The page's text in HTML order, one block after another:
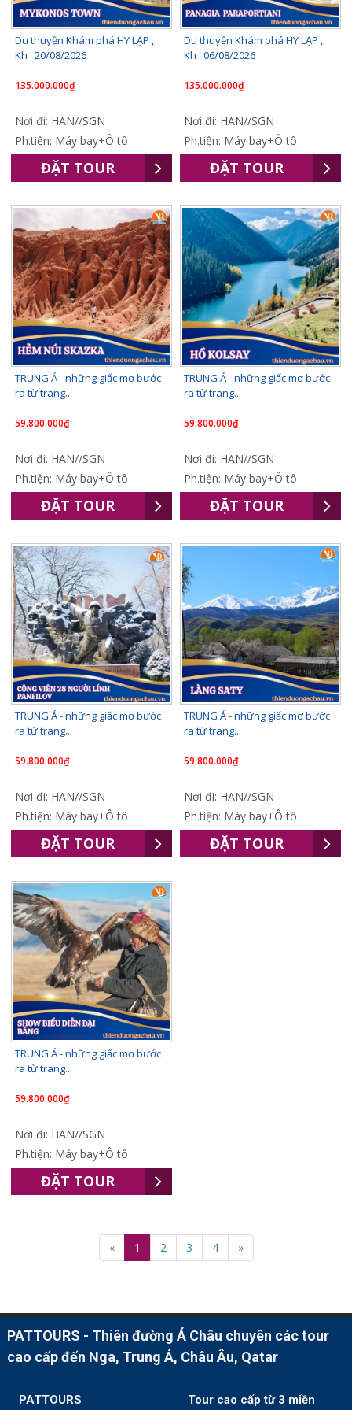
Du thuyền Khám phá HY LẠP ,
Kh : 20/08/2026
135.000.000₫
Nơi đi: HAN//SGN
Ph.tiện: Máy bay+Ô tô
ĐẶT TOUR
Du thuyền Khám phá HY LẠP ,
Kh : 06/08/2026
135.000.000₫
Nơi đi: HAN//SGN
Ph.tiện: Máy bay+Ô tô
ĐẶT TOUR
TRUNG Á - những giấc mơ bước
ra từ trang...
59.800.000₫
Nơi đi: HAN//SGN
Ph.tiện: Máy bay+Ô tô
ĐẶT TOUR
TRUNG Á - những giấc mơ bước
ra từ trang...
59.800.000₫
Nơi đi: HAN//SGN
Ph.tiện: Máy bay+Ô tô
ĐẶT TOUR
TRUNG Á - những giấc mơ bước
ra từ trang...
59.800.000₫
Nơi đi: HAN//SGN
Ph.tiện: Máy bay+Ô tô
ĐẶT TOUR
TRUNG Á - những giấc mơ bước
ra từ trang...
59.800.000₫
Nơi đi: HAN//SGN
Ph.tiện: Máy bay+Ô tô
ĐẶT TOUR
TRUNG Á - những giấc mơ bước
ra từ trang...
59.800.000₫
Nơi đi: HAN//SGN
Ph.tiện: Máy bay+Ô tô
ĐẶT TOUR
« 1 2 3 4 »
PATTOURS - Thiên đường Á Châu chuyên các tour
cao cấp đến Nga, Trung Á, Châu Âu, Qatar
PATTOURS Tour cao cấp từ 3 miền